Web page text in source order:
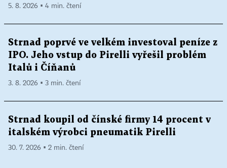
5. 8. 2026 ▪ 4 min. čtení
Strnad poprvé ve velkém investoval peníze z
IPO. Jeho vstup do Pirelli vyřešil problém
Italů i Číňanů
3. 8. 2026 ▪ 3 min. čtení
Strnad koupil od čínské firmy 14 procent v
italském výrobci pneumatik Pirelli
30. 7. 2026 ▪ 2 min. čtení